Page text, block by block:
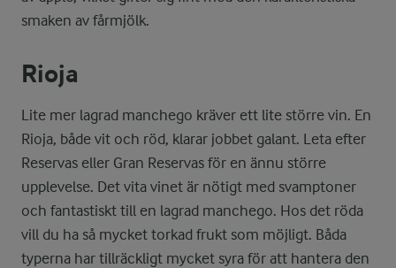
smaken av fårmjölk.
Rioja
Lite mer lagrad manchego kräver ett lite större vin. En
Rioja, både vit och röd, klarar jobbet galant. Leta efter
Reservas eller Gran Reservas för en ännu större
upplevelse. Det vita vinet är nötigt med svamptoner
och fantastiskt till en lagrad manchego. Hos det röda
vill du ha så mycket torkad frukt som möjligt. Båda
typerna har tillräckligt mycket syra för att hantera den